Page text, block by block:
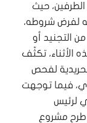
حيث
لفرض شروطه،
التجنيد أو
الأثناء، تكثّف
لفحص
فيما توجهت
لرئيس
طرح مشروع